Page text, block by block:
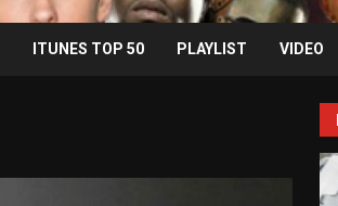
ITUNES TOP 50 PLAYLIST VIDEO